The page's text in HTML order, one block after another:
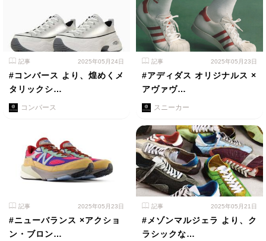
記事 2025年05月24日
#コンバース より、煌めくメ
タリックシ…
コンバース
記事 2025年05月23日
#アディダス オリジナルス ×
アヴァヴ…
スニーカー
記事 2025年05月23日
#ニューバランス ×アクショ
ン・ブロン…
記事 2025年05月21日
#メゾンマルジェラ より、ク
ラシックな…